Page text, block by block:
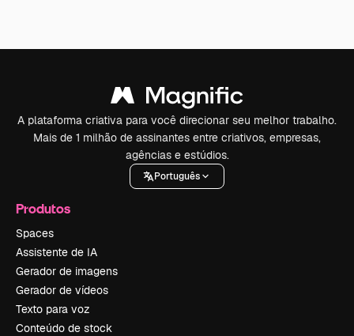
A plataforma criativa para você direcionar seu melhor trabalho.
Mais de 1 milhão de assinantes entre criativos, empresas,
agências e estúdios.
Português
Produtos
Spaces
Assistente de IA
Gerador de imagens
Gerador de vídeos
Texto para voz
Conteúdo de stock